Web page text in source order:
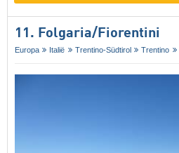
11. Folgaria/​Fiorentini
Europa Italië Trentino-Südtirol Trentino